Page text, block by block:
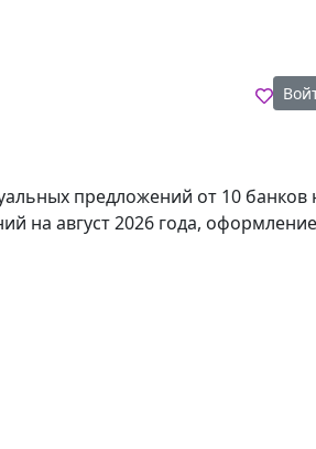
предложений от 10 банков
на август 2026 года,